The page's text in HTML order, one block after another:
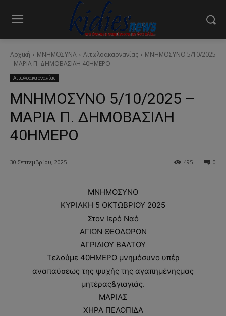
Αρχική ΜΝΗΜΟΣΥΝΑ Αιτωλοακαρνανίας
ΜΝΗΜΟΣΥΝΟ 5/10/2025
- ΜΑΡΙΑ Π. ΔΗΜΟΒΑΣΙΛΗ 40ΗΜΕΡΟ
Αιτωλοακαρνανίας
ΜΝΗΜΟΣΥΝΟ 5/10/2025 –
ΜΑΡΙΑ Π. ΔΗΜΟΒΑΣΙΛΗ
40ΗΜΕΡΟ
30 Σεπτεμβρίου, 2025 0
495
ΜΝΗΜΟΣΥΝΟ
ΚΥΡΙΑΚΗ 5 ΟΚΤΩΒΡΙΟΥ 2025
Στον Ιερό Ναό
ΑΓΙΩΝ ΘΕΟΔΩΡΩΝ
ΑΓΡΙΔΙΟΥ ΒΑΛΤΟΥ
Τελούμε 40ΗΜΕΡΟ μνημόσυνο υπέρ
αναπαύσεως της ψυχής της αγαπημένηςμας
μητέρας&γιαγιάς.
ΜΑΡΙΑΣ
ΧΗΡΑ ΠΕΛΟΠΙΔΑ